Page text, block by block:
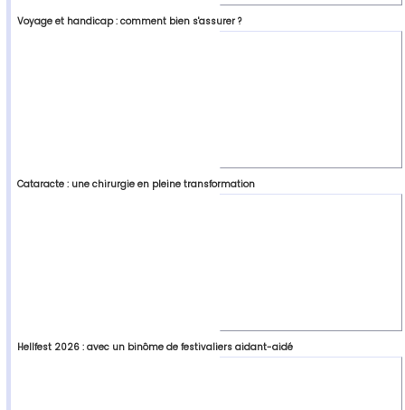
Voyage et handicap : comment bien s'assurer ?
Cataracte : une chirurgie en pleine transformation
Hellfest 2026 : avec un binôme de festivaliers aidant-aidé